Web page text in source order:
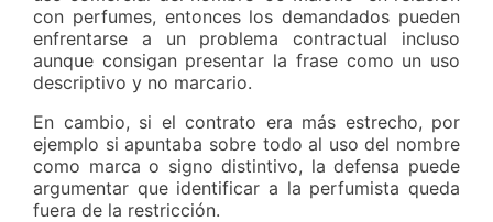
con perfumes, entonces los demandados pueden
enfrentarse a un problema contractual incluso
aunque consigan presentar la frase como un uso
descriptivo y no marcario.
En cambio, si el contrato era más estrecho, por
ejemplo si apuntaba sobre todo al uso del nombre
como marca o signo distintivo, la defensa puede
argumentar que identificar a la perfumista queda
fuera de la restricción.